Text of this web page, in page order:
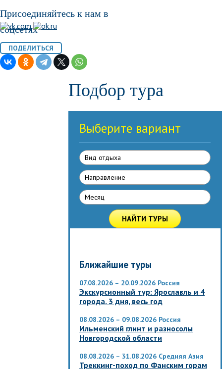
Присоединяйтесь к нам в
соцсетях
Подбор тура
Выберите вариант
Вид отдыха
Направлениe
Месяц
НАЙТИ ТУРЫ
Ближайшие туры
07.08.2026 – 20.09.2026 Россия
Экскурсионный тур: Ярославль и 4
города. 3 дня, весь год
08.08.2026 – 09.08.2026 Россия
Ильменский глинт и разносолы
Новгородской области
08.08.2026 – 31.08.2026 Средняя Азия
Треккинг-поход по Фанским горам